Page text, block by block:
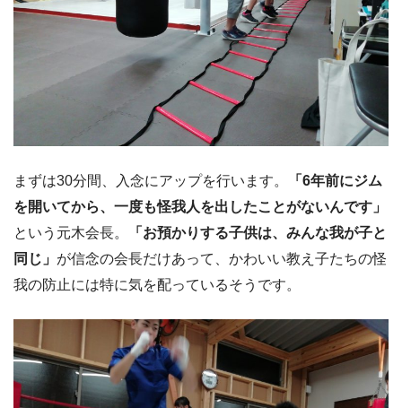
まずは30分間、入念にアップを行います。
「6年前にジム
を開いてから、一度も怪我人を出したことがないんです」
という元木会長。
「お預かりする子供は、みんな我が子と
同じ」 が信念の会長だけあって、かわいい教え子たちの怪
我の防止には特に気を配っているそうです。